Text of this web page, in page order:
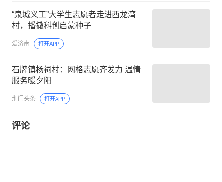
“泉城义工”大学生志愿者走进西龙湾
村，播撒科创启蒙种子
爱济南 打开APP
石牌镇杨祠村：网格志愿齐发力 温情
服务暖夕阳
荆门头条 打开APP
评论